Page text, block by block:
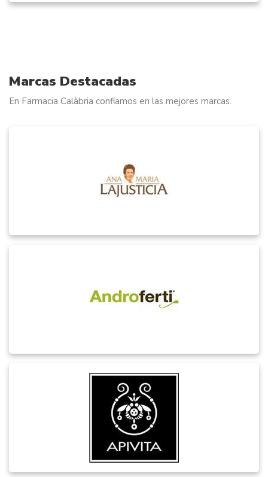
Item
Marcas Destacadas
En Farmacia Calàbria confiamos en las mejores marcas.